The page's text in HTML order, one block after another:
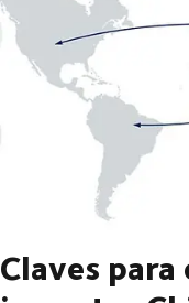
Claves